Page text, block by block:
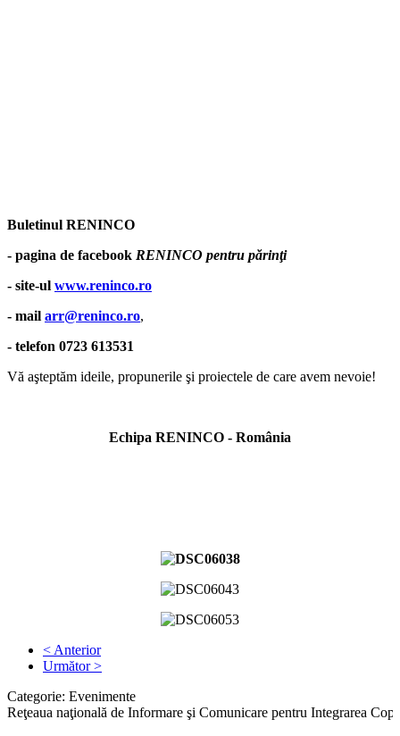
Buletinul RENINCO
- pagina de facebook RENINCO pentru părinţi
- site-ul www.reninco.ro
- mail arr@reninco.ro,
- telefon 0723 613531
Vă aşteptăm ideile, propunerile şi proiectele de care avem nevoie!
Echipa RENINCO - România
< Anterior
Următor >
Categorie: Evenimente
Reţeaua naţională de Informare şi Comunicare pentru Integrarea